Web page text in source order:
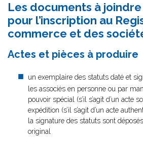
Les documents à
pour l’inscription au
commerce et des
Actes et pièces à produire
un exemplaire des statuts daté et
les associés en personne ou par
pouvoir spécial (s’il s’agit d’un acte
expédition (s’il s’agit d’un acte
la signature des statuts sont
original